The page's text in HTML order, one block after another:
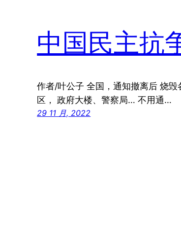
中国民主抗
作者/叶公子 全国，通知撤离后 烧
区， 政府大楼、警察局… 不用通…
29 11 月, 2022